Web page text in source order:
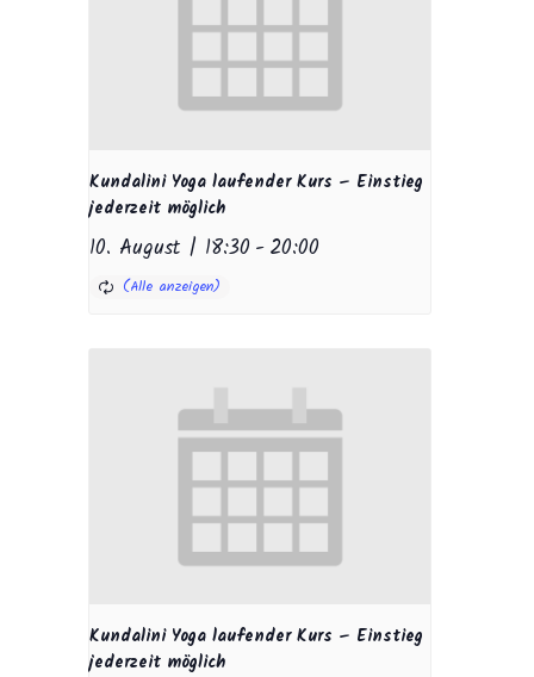
Kundalini Yoga laufender Kurs – Einstieg
jederzeit möglich
10. August | 18:30 -20:00
Kundalini Yoga laufender Kurs – Einstieg
jederzeit möglich